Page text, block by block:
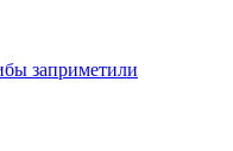
заприметили